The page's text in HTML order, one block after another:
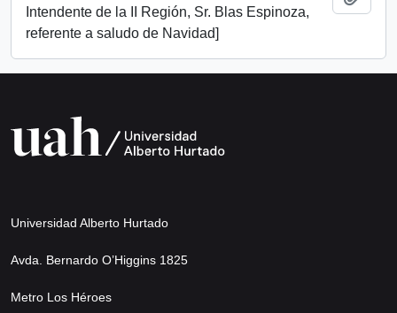
Intendente de la II Región, Sr. Blas Espinoza,
referente a saludo de Navidad]
Universidad Alberto Hurtado
Avda. Bernardo O’Higgins 1825
Metro Los Héroes